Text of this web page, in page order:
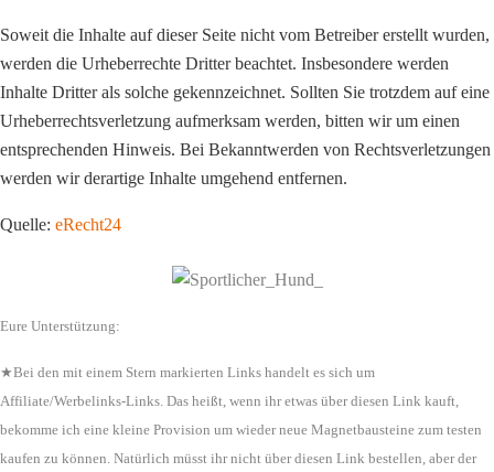
Soweit die Inhalte auf dieser Seite nicht vom Betreiber erstellt wurden,
werden die Urheberrechte Dritter beachtet. Insbesondere werden
Inhalte Dritter als solche gekennzeichnet. Sollten Sie trotzdem auf eine
Urheberrechtsverletzung aufmerksam werden, bitten wir um einen
entsprechenden Hinweis. Bei Bekanntwerden von Rechtsverletzungen
werden wir derartige Inhalte umgehend entfernen.
Quelle: eRecht24
Eure Unterstützung:
★Bei den mit einem Stern markierten Links handelt es sich um
Affiliate/Werbelinks-Links. Das heißt, wenn ihr etwas über diesen Link kauft,
bekomme ich eine kleine Provision um wieder neue Magnetbausteine zum testen
kaufen zu können. Natürlich müsst ihr nicht über diesen Link bestellen, aber der